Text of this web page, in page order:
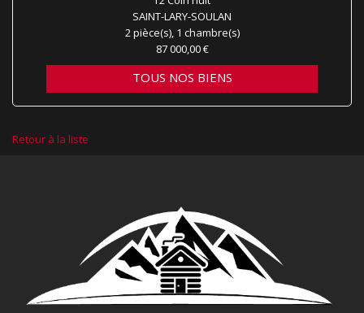
SAINT-LARY-SOULAN
2 pièce(s), 1 chambre(s)
87 000,00 €
TOUS NOS BIENS
Retour à la liste